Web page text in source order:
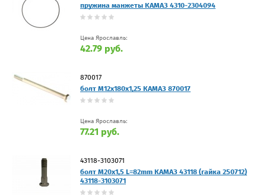
пружина манжеты КАМАЗ 4310-2304094
Цена Ярославль:
42.79 руб.
870017
болт М12х180х1,25 КАМАЗ 870017
Цена Ярославль:
77.21 руб.
43118-3103071
болт М20х1,5 L=82mm КАМАЗ 43118 (гайка 250712)
43118-3103071